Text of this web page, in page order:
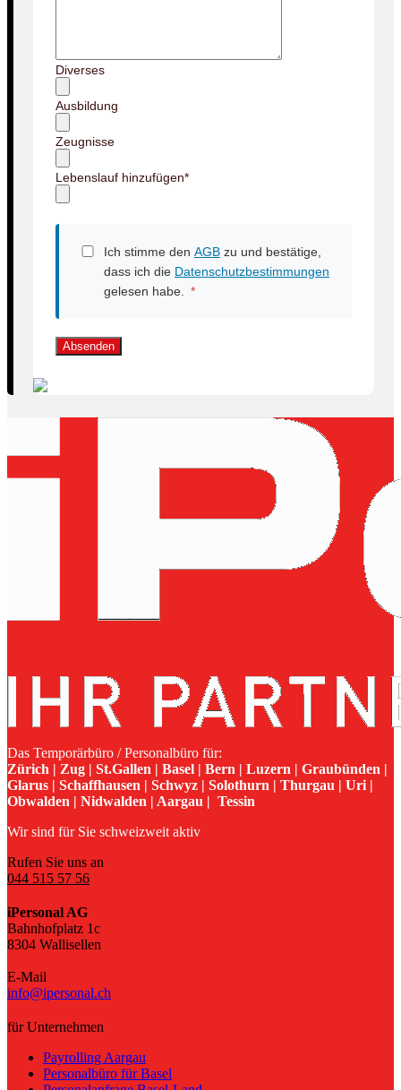
Diverses
Ausbildung
Zeugnisse
Lebenslauf hinzufügen*
Ich stimme den AGB zu und bestätige,
dass ich die Datenschutzbestimmungen
gelesen habe.
*
Absenden
Das Temporärbüro / Personalbüro für:
Zürich | Zug | St.Gallen | Basel | Bern | Luzern | Graubünden |
Glarus | Schaffhausen | Schwyz | Solothurn | Thurgau | Uri |
Obwalden | Nidwalden | Aargau | Tessin
Wir sind für Sie schweizweit aktiv
Rufen Sie uns an
044 515 57 56
iPersonal AG
Bahnhofplatz 1c
8304 Wallisellen
E-Mail
info@ipersonal.ch
für Unternehmen
Payrolling Aargau
Personalbüro für Basel